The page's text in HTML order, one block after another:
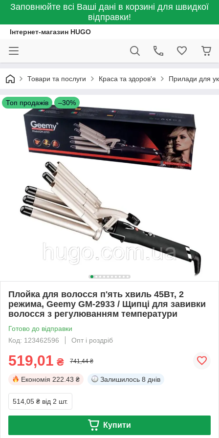
Заповнюйте всі Ваші дані в корзині для швидкої
відправки!
Інтернет-магазин HUGO
Товари та послуги Краса та здоров'я Прилади для
Топ продажів –30%
Плойка для волосся п'ять хвиль 45Вт, 2
режима, Geemy GM-2933 / Щипці для завивки
волосся з регулюванням температури
Готово до відправки
Код: 123462596
Опт і роздріб
519,01 ₴ 741,44 ₴
Економія 222.43 ₴ Залишилось 8 днів
514,05 ₴ від 2 шт.
Купити